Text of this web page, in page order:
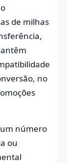
de milhas
no
número
ou